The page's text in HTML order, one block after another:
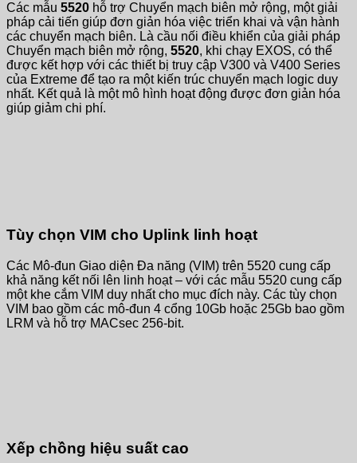
Các mẫu 5520 hỗ trợ Chuyển mạch biên mở rộng, một giải
pháp cải tiến giúp đơn giản hóa việc triển khai và vận hành
các chuyển mạch biên. Là cầu nối điều khiển của giải pháp
Chuyển mạch biên mở rộng, 5520, khi chạy EXOS, có thể
được kết hợp với các thiết bị truy cập V300 và V400 Series
của Extreme để tạo ra một kiến ​​trúc chuyển mạch logic duy
nhất. Kết quả là một mô hình hoạt động được đơn giản hóa
giúp giảm chi phí.
Tùy chọn VIM cho Uplink linh hoạt
Các Mô-đun Giao diện Đa năng (VIM) trên 5520 cung cấp
khả năng kết nối lên linh hoạt – với các mẫu 5520 cung cấp
một khe cắm VIM duy nhất cho mục đích này. Các tùy chọn
VIM bao gồm các mô-đun 4 cổng 10Gb hoặc 25Gb bao gồm
LRM và hỗ trợ MACsec 256-bit.
Xếp chồng hiệu suất cao